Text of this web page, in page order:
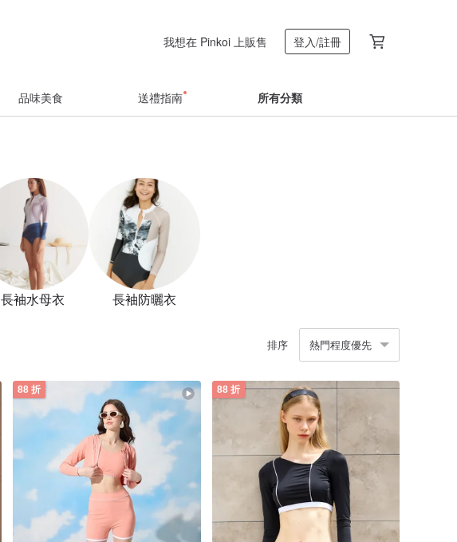
我想在 Pinkoi 上販售 登入/註冊
品味美食 送禮指南 所有分類
長袖水母衣 長袖防曬衣
排序 熱門程度優先
88 折 88 折